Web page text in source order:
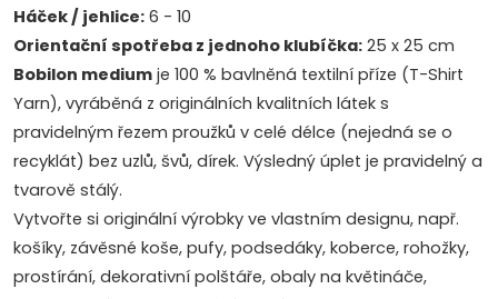
Háček / jehlice: 6 - 10
Orientační spotřeba z jednoho klubíčka: 25 x 25 cm
Bobilon medium je 100 % bavlněná textilní příze (T-Shirt
Yarn), vyráběná z originálních kvalitních látek s
pravidelným řezem proužků v celé délce (nejedná se o
recyklát) bez uzlů, švů, dírek. Výsledný úplet je pravidelný a
tvarově stálý.
Vytvořte si originální výrobky ve vlastním designu, např.
košíky, závěsné koše, pufy, podsedáky, koberce, rohožky,
prostírání, dekorativní polštáře, obaly na květináče,